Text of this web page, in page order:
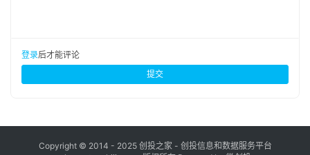
登录后才能评论
提交
Copyright © 2014 - 2025 创投之家 - 创投信息和数据服务平台